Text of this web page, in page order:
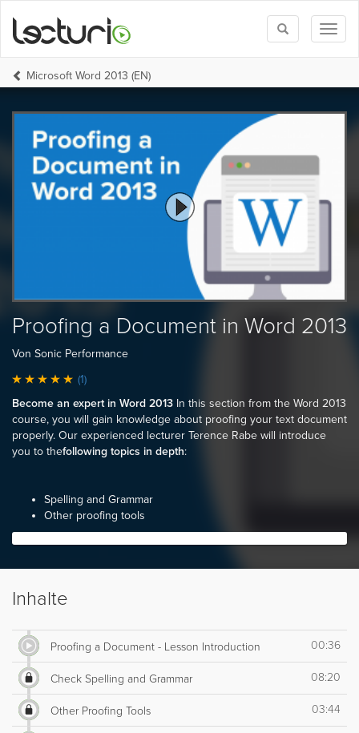
Toggle
search
Microsoft Word 2013 (EN)
Proofing a Document in Word 2013
Von Sonic Performance
(1)
Become an expert in Word 2013 In this section from the Word 2013
course, you will gain knowledge about proofing your text document
properly. Our experienced lecturer Terence Rabe will introduce
you to thefollowing topics in depth:
Spelling and Grammar
Other proofing tools
Inhalte
Proofing a Document - Lesson Introduction 00:36
Check Spelling and Grammar 08:20
Other Proofing Tools 03:44